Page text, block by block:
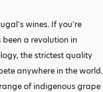
wines. If you're
a revolution in
the strictest quality
anywhere in the world.
of indigenous grape